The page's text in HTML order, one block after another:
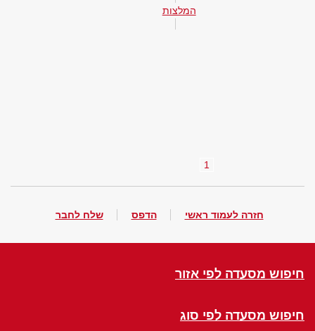
המלצות
1
חזרה לעמוד ראשי הדפס שלח לחבר
חיפוש מסעדה לפי אזור
חיפוש מסעדה לפי סוג